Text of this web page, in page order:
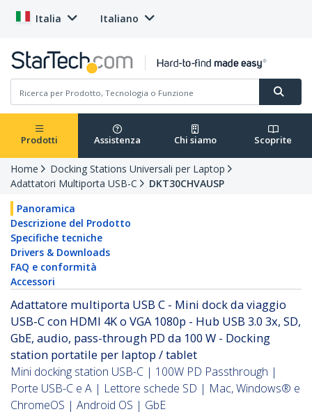
Italia Italiano
Prodotti Assistenza Chi siamo Scoprite
Home
Docking Stations Universali per Laptop
Adattatori Multiporta USB-C
DKT30CHVAUSP
Panoramica
Descrizione del Prodotto
Specifiche tecniche
Drivers & Downloads
FAQ e conformità
Accessori
Adattatore multiporta USB C - Mini dock da viaggio
USB-C con HDMI 4K o VGA 1080p - Hub USB 3.0 3x, SD,
GbE, audio, pass-through PD da 100 W - Docking
station portatile per laptop / tablet
Mini docking station USB-C | 100W PD Passthrough |
Porte USB-C e A | Lettore schede SD | Mac, Windows® e
ChromeOS | Android OS | GbE